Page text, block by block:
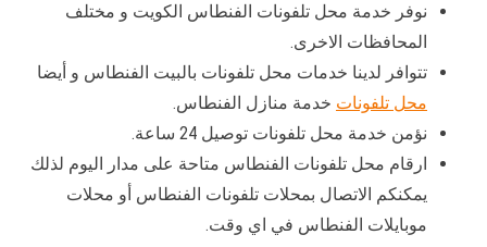
نوفر خدمة محل تلفونات الفنطاس الكويت و مختلف
المحافظات الاخرى.
تتوافر لدينا خدمات محل تلفونات بالبيت الفنطاس و أيضا
محل تلفونات خدمة منازل الفنطاس.
نؤمن خدمة محل تلفونات توصيل 24 ساعة.
ارقام محل تلفونات الفنطاس متاحة على مدار اليوم لذلك
يمكنكم الاتصال بمحلات تلفونات الفنطاس أو محلات
موبايلات الفنطاس في اي وقت.